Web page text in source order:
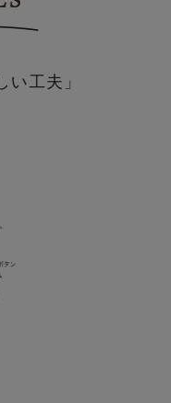
い工夫」